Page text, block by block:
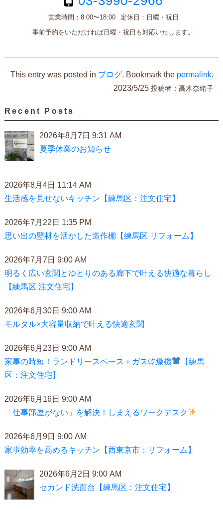
営業時間： 8:00〜18:00 定休日： 日曜・祝日
事前予約をいただければ日曜・祝日も対応いたします。
This entry was posted in ブログ. Bookmark the permalink.
2023/5/25 投稿者：高木奈緒子
Recent Posts
2026年8月7日 9:31 AM
夏季休業のお知らせ
2026年8月4日 11:14 AM
生活感を見せないキッチン【練馬区：注文住宅】
2026年7月22日 1:35 PM
思い出の壁材を活かした造作棚【練馬区 リフォーム】
2026年7月7日 9:00 AM
明るく広い玄関とゆとりのある廊下で叶える快適な暮らし
【練馬区 注文住宅】
2026年6月30日 9:00 AM
モルタル×大容量収納で叶える快適玄関
2026年6月23日 9:00 AM
家事の時短！ランドリースペース＋ガス乾燥機
【練馬
区：注文住宅】
2026年6月16日 9:00 AM
「仕事部屋がない」を解決！しまえるワークデスク
2026年6月9日 9:00 AM
家事効率を高めるキッチン【西東京市：リフォーム】
2026年6月2日 9:00 AM
セカンド洗面台【練馬区：注文住宅】